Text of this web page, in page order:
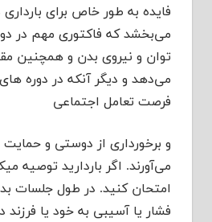
فایده به طور خاص برای
می‌بخشد که فاکتوری مهم در
توان و نیروی بدن و همچنین
می‌دهد و دیگر آنکه در دوره های
فرصت تعامل اجتماعی
و برخورداری از دوستی و
می‌آورند. اگر باردارید توصیه
امتحان کنید. در طول جلسات
فشار یا آسیبی به خود یا فرزند